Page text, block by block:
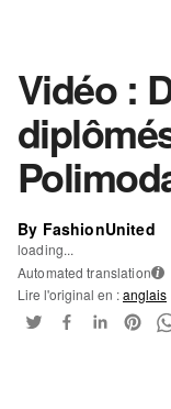
Vidéo :
By FashionUnited
loading...
Automated translation i
Lire l'original en :anglais